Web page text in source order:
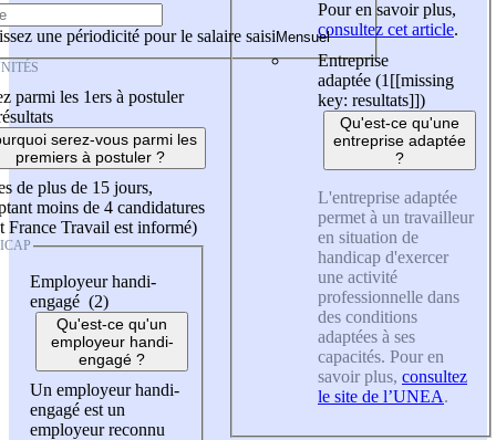
une périodicité pour le salaire saisi
parmi les 1ers à postuler
serez-vous parmi les
premiers à postuler ?
de plus de 15 jours,
moins de 4 candidatures
France Travail est informé)
Employeur handi-
engagé (2)
Qu'est-ce qu'un
employeur handi-
engagé ?
Un employeur handi-
engagé est un
employeur reconnu
Pour en savoir plus,
consultez cet article.
Entreprise
adaptée (1 [[missing
key: resultats]])
Qu'est-ce qu'une
entreprise adaptée
?
L'entreprise adaptée
permet à un travailleur
en situation de
handicap d'exercer
une activité
professionnelle dans
des conditions
adaptées à ses
capacités. Pour en
savoir plus, consultez
le site de l’UNEA.